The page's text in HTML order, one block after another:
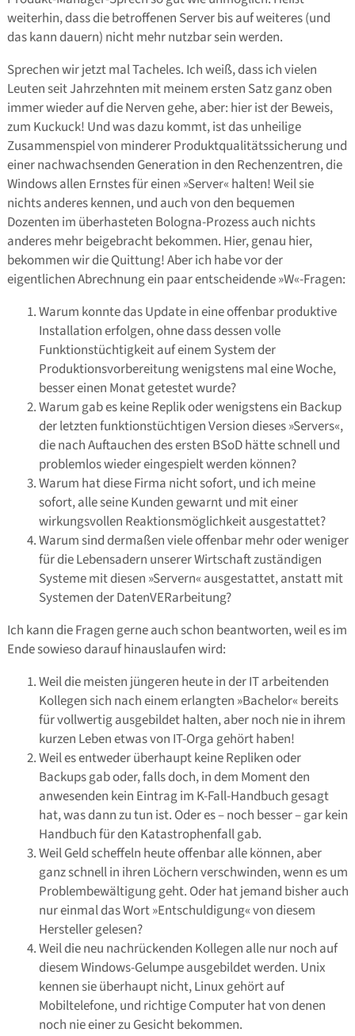
weiterhin, dass die betroffenen Server bis auf weiteres (und
das kann dauern) nicht mehr nutzbar sein werden.
Sprechen wir jetzt mal Tacheles. Ich weiß, dass ich vielen
Leuten seit Jahrzehnten mit meinem ersten Satz ganz oben
immer wieder auf die Nerven gehe, aber: hier ist der Beweis,
zum Kuckuck! Und was dazu kommt, ist das unheilige
Zusammenspiel von minderer Produktqualitätssicherung und
einer nachwachsenden Generation in den Rechenzentren, die
Windows allen Ernstes für einen »Server« halten! Weil sie
nichts anderes kennen, und auch von den bequemen
Dozenten im überhasteten Bologna-Prozess auch nichts
anderes mehr beigebracht bekommen. Hier, genau hier,
bekommen wir die Quittung! Aber ich habe vor der
eigentlichen Abrechnung ein paar entscheidende »W«-Fragen:
Warum konnte das Update in eine offenbar produktive
Installation erfolgen, ohne dass dessen volle
Funktionstüchtigkeit auf einem System der
Produktionsvorbereitung wenigstens mal eine Woche,
besser einen Monat getestet wurde?
Warum gab es keine Replik oder wenigstens ein Backup
der letzten funktionstüchtigen Version dieses »Servers«,
die nach Auftauchen des ersten BSoD hätte schnell und
problemlos wieder eingespielt werden können?
Warum hat diese Firma nicht sofort, und ich meine
sofort, alle seine Kunden gewarnt und mit einer
wirkungsvollen Reaktionsmöglichkeit ausgestattet?
Warum sind dermaßen viele offenbar mehr oder weniger
für die Lebensadern unserer Wirtschaft zuständigen
Systeme mit diesen »Servern« ausgestattet, anstatt mit
Systemen der DatenVERarbeitung?
Ich kann die Fragen gerne auch schon beantworten, weil es im
Ende sowieso darauf hinauslaufen wird:
Weil die meisten jüngeren heute in der IT arbeitenden
Kollegen sich nach einem erlangten »Bachelor« bereits
für vollwertig ausgebildet halten, aber noch nie in ihrem
kurzen Leben etwas von IT-Orga gehört haben!
Weil es entweder überhaupt keine Repliken oder
Backups gab oder, falls doch, in dem Moment den
anwesenden kein Eintrag im K-Fall-Handbuch gesagt
hat, was dann zu tun ist. Oder es – noch besser – gar kein
Handbuch für den Katastrophenfall gab.
Weil Geld scheffeln heute offenbar alle können, aber
ganz schnell in ihren Löchern verschwinden, wenn es um
Problembewältigung geht. Oder hat jemand bisher auch
nur einmal das Wort »Entschuldigung« von diesem
Hersteller gelesen?
Weil die neu nachrückenden Kollegen alle nur noch auf
diesem Windows-Gelumpe ausgebildet werden. Unix
kennen sie überhaupt nicht, Linux gehört auf
Mobiltelefone, und richtige Computer hat von denen
noch nie einer zu Gesicht bekommen.